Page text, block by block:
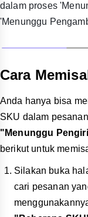
dalam proses
'Menunggu
Cara
Anda hanya bisa
SKU dalam
"Menunggu
berikut untuk
Silakan buka
cari pesanan